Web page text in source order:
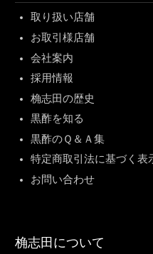
取り扱い店舗
お取引様店舗
会社案内
採用情報
桷志田の歴史
黒酢を知る
黒酢のＱ＆Ａ集
特定商取引法に基づく表
お問い合わせ
桷志田について